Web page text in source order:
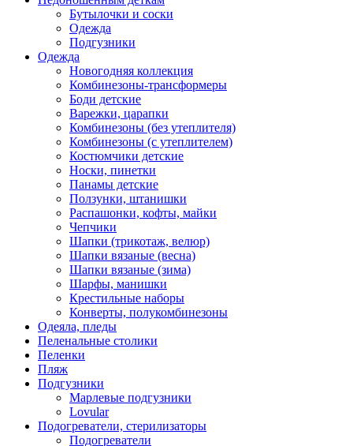
Бутылочки и соски
Одежда
Подгузники
Одежда
Новогодняя коллекция
Комбинезоны-трансформеры
Боди детские
Варежки, царапки
Комбинезоны (без утеплителя)
Комбинезоны (с утеплителем)
Костюмчики детские
Носки, пинетки
Панамы детские
Ползунки, штанишки
Распашонки, кофты, майки
Чепчики
Шапки (трикотаж, велюр)
Шапки вязаные (весна)
Шапки вязаные (зима)
Шарфы, манишки
Крестильные наборы
Конверты, полукомбинезоны
Одеяла, пледы
Пеленальные столики
Пеленки
Пляж
Подгузники
Марлевые подгузники
Lovular
Подогреватели, стерилизаторы
Подогреватели